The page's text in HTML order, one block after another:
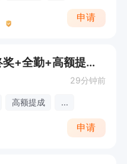
申请
认证业务（大小周+年终奖+全勤+高额提成）有经验优先
29分钟前
高额提成 ...
申请